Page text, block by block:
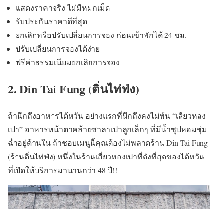
แสดงราคาจริง ไม่มีหมกเม็ด
รับประกันราคาดีที่สุด
ยกเลิกหรือปรับเปลี่ยนการจอง ก่อนเข้าพักได้ 24 ชม.
ปรับเปลี่ยนการจองได้ง่าย
ฟรีค่าธรรมเนียมยกเลิกการจอง
2. Din Tai Fung (ติ่นไท่ฟ่ง)
ถ้านึกถึงอาหารไต้หวัน อย่างแรกที่นึกถึงคงไม่พ้น “เสี่ยวหลง
เปา” อาหารหน้าตาคล้ายซาลาเปาลูกเล็กๆ ที่มีน้ำซุปหอมชุ่ม
ฉ่ำอยู่ด้านใน ถ้าชอบเมนูนี้คุณต้องไม่พลาดร้าน Din Tai Fung
(ร้านติ่นไท่ฟ่ง) หนึ่งในร้านเสี่ยวหลงเปาที่ดังที่สุดของไต้หวัน
ที่เปิดให้บริการมานานกว่า 48 ปี!!